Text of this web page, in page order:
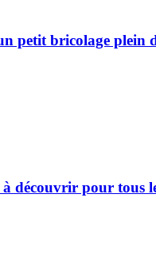
petit bricolage plein
à découvrir pour tous